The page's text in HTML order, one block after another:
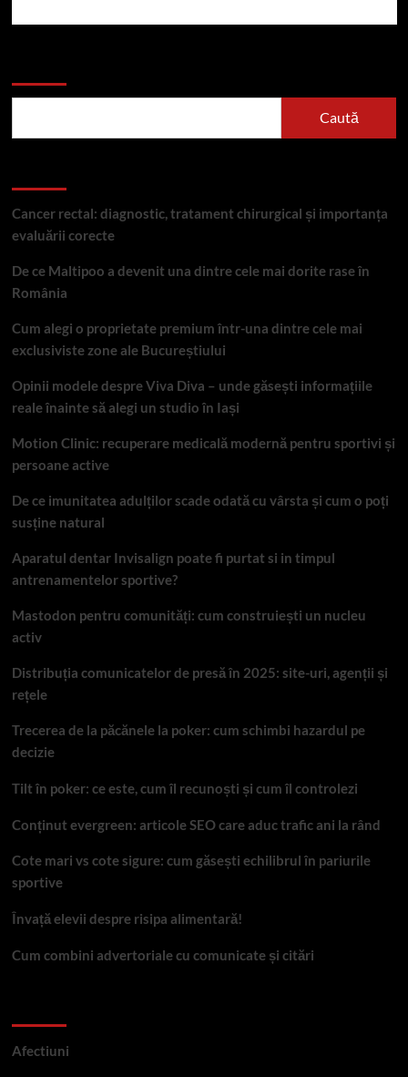
Caută
Cancer rectal: diagnostic, tratament chirurgical și importanța
evaluării corecte
De ce Maltipoo a devenit una dintre cele mai dorite rase în
România
Cum alegi o proprietate premium într-una dintre cele mai
exclusiviste zone ale Bucureștiului
Opinii modele despre Viva Diva – unde găsești informațiile
reale înainte să alegi un studio în Iași
Motion Clinic: recuperare medicală modernă pentru sportivi și
persoane active
De ce imunitatea adulților scade odată cu vârsta și cum o poți
susține natural
Aparatul dentar Invisalign poate fi purtat si in timpul
antrenamentelor sportive?
Mastodon pentru comunități: cum construiești un nucleu
activ
Distribuția comunicatelor de presă în 2025: site-uri, agenții și
rețele
Trecerea de la păcănele la poker: cum schimbi hazardul pe
decizie
Tilt în poker: ce este, cum îl recunoști și cum îl controlezi
Conținut evergreen: articole SEO care aduc trafic ani la rând
Cote mari vs cote sigure: cum găsești echilibrul în pariurile
sportive
Învață elevii despre risipa alimentară!
Cum combini advertoriale cu comunicate și citări
Afectiuni